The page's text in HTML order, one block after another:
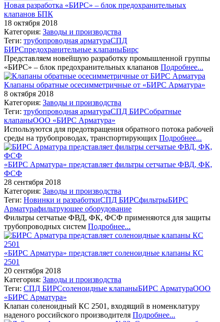
Новая разработка «БИРС» – блок предохранительных
клапанов БПК
18 октября 2018
Категория: Заводы и производства
Теги: трубопроводная арматураСПД
БИРСпредохранительные клапаныБирс
Представляем новейшую разработку промышленной группы
«БИРС» – блок предохранительных клапанов Подробнее...
Клапаны обратные осесимметричные от «БИРС Арматура»
8 октября 2018
Категория: Заводы и производства
Теги: трубопроводная арматураСПД БИРСобратные
клапаныООО «БИРС Арматура»
Используются для предотвращения обратного потока рабочей
среды на трубопроводах, транспортирующих Подробнее...
«БИРС Арматура» представляет фильтры сетчатые ФВД, ФК,
ФСФ
28 сентября 2018
Категория: Заводы и производства
Теги: Новинки и разработкиСПД БИРСфильтрыБИРС
Арматурафильтрующее оборудование
Фильтры сетчатые ФВД, ФК, ФСФ применяются для защиты
трубопроводных систем Подробнее...
«БИРС Арматура» представляет соленоидные клапаны КС
2501
20 сентября 2018
Категория: Заводы и производства
Теги: СПД БИРСсоленоидные клапаныБИРС АрматураООО
«БИРС Арматура»
Клапан соленоидный КС 2501, входящий в номенклатуру
наденого российского производителя Подробнее...